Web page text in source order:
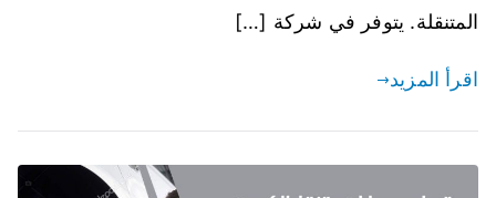
المتنقلة. يتوفر في شركة […]
اقرأ المزيد